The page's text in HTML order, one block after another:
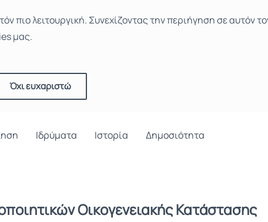
πιο λειτουργική. Συνεχίζοντας την περιήγηση σε αυτόν
μας.
Όχι ευχαριστώ
Ιδρύματα Ιστορία Δημοσιότητα
Οικογενειακής Κατάστασης